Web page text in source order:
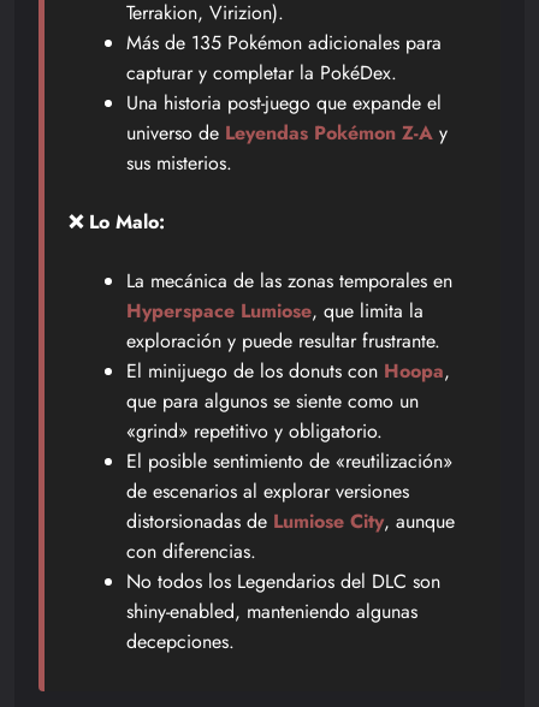
Terrakion, Virizion).
Más de 135 Pokémon adicionales para
capturar y completar la PokéDex.
Una historia post-juego que expande el
universo de Leyendas Pokémon Z-A y
sus misterios.
❌ Lo Malo:
La mecánica de las zonas temporales en
Hyperspace Lumiose, que limita la
exploración y puede resultar frustrante.
El minijuego de los donuts con Hoopa,
que para algunos se siente como un
«grind» repetitivo y obligatorio.
El posible sentimiento de «reutilización»
de escenarios al explorar versiones
distorsionadas de Lumiose City, aunque
con diferencias.
No todos los Legendarios del DLC son
shiny-enabled, manteniendo algunas
decepciones.